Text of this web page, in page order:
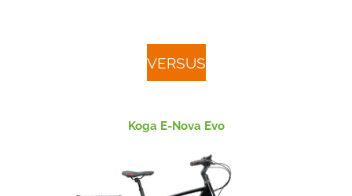
VERSUS
Koga E-Nova Evo